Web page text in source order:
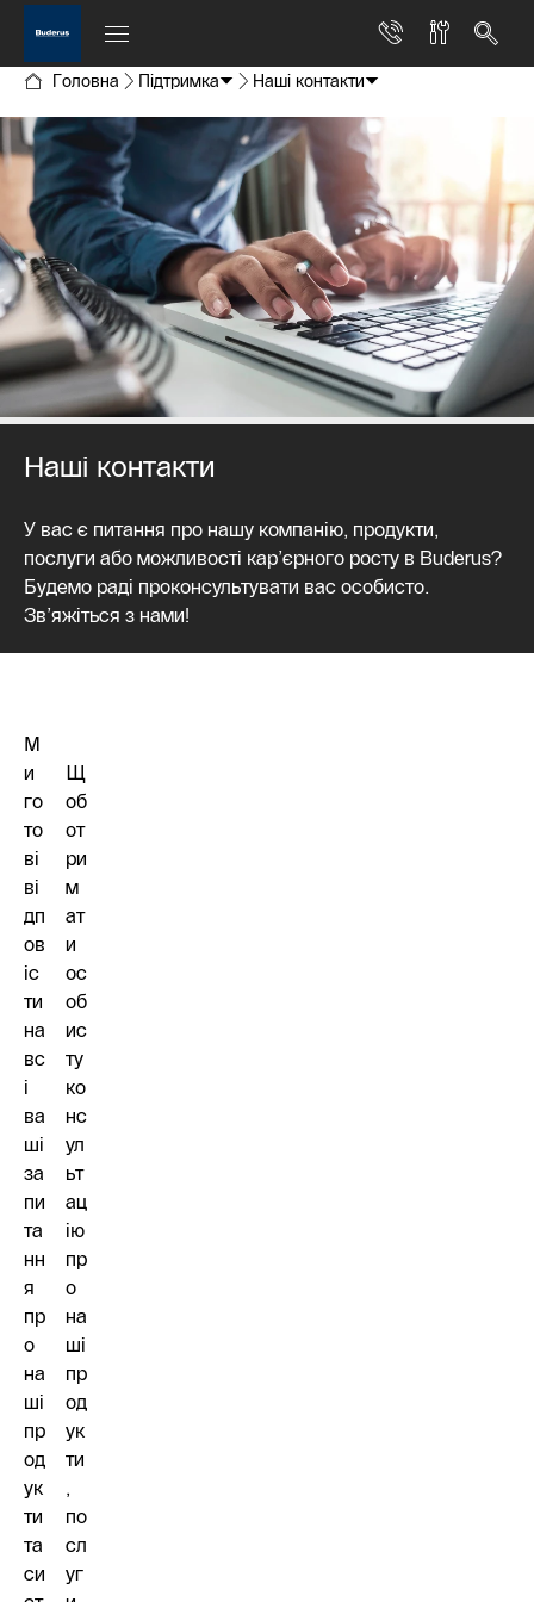
Головна Підтримка Наші контакти
Наші контакти
У вас є питання про нашу компанію, продукти,
послуги або можливості кар’єрного росту в Buderus?
Будемо раді проконсультувати вас особисто.
Зв’яжіться з нами!
М
и
го
то
ві
ві
дп
ов
іс
ти
на
вс
і
ва
ші
за
пи
та
нн
я
пр
о
на
ші
пр
од
ук
ти
та
си
Щ
об
от
ри
м
ат
и
ос
об
ис
ту
ко
нс
ул
ьт
ац
ію
пр
о
на
ші
пр
од
ук
ти
,
по
сл
уг